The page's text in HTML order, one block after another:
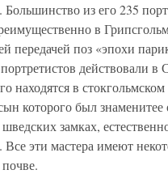
Большинство из его 235
в
передачей поз «эпохи
действовали в
находятся в
которого был
замках,
эти мастера имеют